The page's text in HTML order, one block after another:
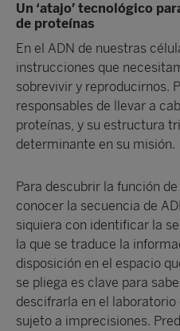
Un ‘atajo’ tecnológico
de proteínas
En el ADN de nuestras
instrucciones que
sobrevivir y reproducirnos.
responsables de llevar a
proteínas, y su estructura
determinante en su misión.
Para descubrir la función
conocer la secuencia de
siquiera con identificar la
la que se traduce la
disposición en el espacio
se pliega es clave para
descifrarla en el
sujeto a imprecisiones.